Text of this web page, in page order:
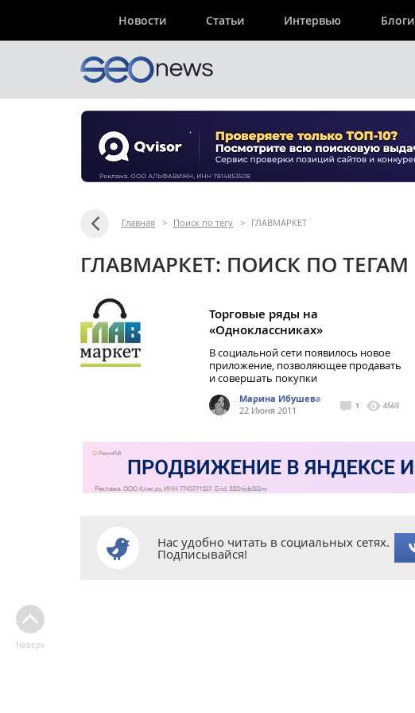
Новости Статьи Интервью Блоги
Главная > Поиск по тегу > ГЛАВМАРКЕТ
ГЛАВМАРКЕТ: ПОИСК ПО ТЕГАМ
Торговые ряды на
«Одноклассниках»
В социальной сети появилось новое
приложение, позволяющее продавать
и совершать покупки
Марина Ибушева
22 Июня 2011
1 4569
Нас удобно читать в социальных сетях.
Подписывайся!
Наверх